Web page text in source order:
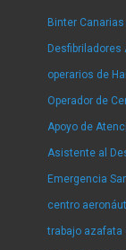
Binter Canarias
operarios de
Operador de
Apoyo de
Asistente al
Emergencia
centro
trabajo azafata